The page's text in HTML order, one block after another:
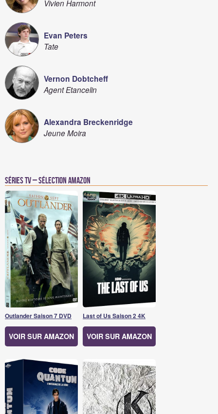
Vivien Harmont
Evan Peters
Tate
Vernon Dobtcheff
Agent Etancelin
Alexandra Breckenridge
Jeune Moira
Séries TV – Sélection Amazon
Outlander Saison 7 DVD
VOIR SUR AMAZON
Last of Us Saison 2 4K
VOIR SUR AMAZON